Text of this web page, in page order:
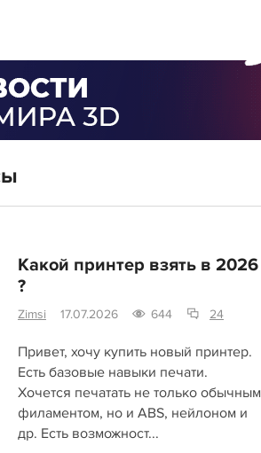
Какой принтер взять в 2026
?
Zimsi 17.07.2026 644 24
Привет, хочу купить новый принтер.
Есть базовые навыки печати.
Хочется печатать не только обычным
филаментом, но и ABS, нейлоном и
др. Есть возможност...